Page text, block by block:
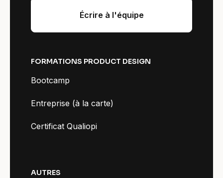
Écrire à l'équipe
FORMATIONS PRODUCT DESIGN
Bootcamp
Entreprise (à la carte)
Certificat Qualiopi
AUTRES